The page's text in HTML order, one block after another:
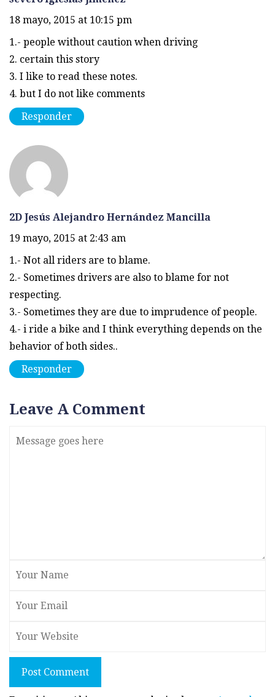
18 mayo, 2015 at 10:15 pm
1.- people without caution when driving
2. certain this story
3. I like to read these notes.
4. but I do not like comments
Responder
2D Jesús Alejandro Hernández Mancilla
19 mayo, 2015 at 2:43 am
1.- Not all riders are to blame.
2.- Sometimes drivers are also to blame for not
respecting.
3.- Sometimes they are due to imprudence of people.
4.- i ride a bike and I think everything depends on the
behavior of both sides..
Responder
Leave A Comment
Post Comment